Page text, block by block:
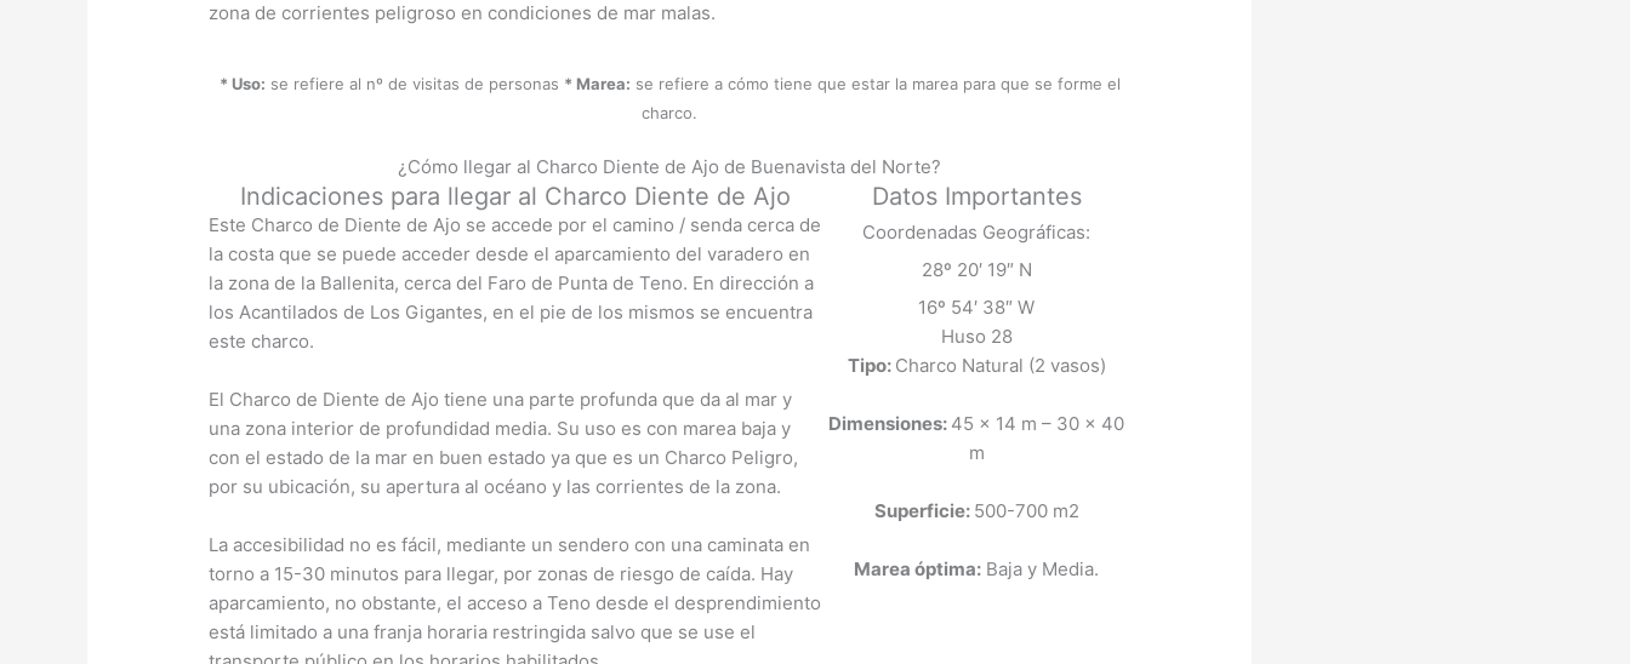
zona de corrientes peligroso en condiciones de mar malas.
* Uso: se refiere al nº de visitas de personas * Marea: se refiere a cómo tiene que estar la marea para que se forme el
charco.
¿Cómo llegar al Charco Diente de Ajo de Buenavista del Norte?
Indicaciones para llegar al Charco Diente de Ajo
Este Charco de Diente de Ajo se accede por el camino / senda cerca de
la costa que se puede acceder desde el aparcamiento del varadero en
la zona de la Ballenita, cerca del Faro de Punta de Teno. En dirección a
los Acantilados de Los Gigantes, en el pie de los mismos se encuentra
este charco.
El Charco de Diente de Ajo tiene una parte profunda que da al mar y
una zona interior de profundidad media. Su uso es con marea baja y
con el estado de la mar en buen estado ya que es un Charco Peligro,
por su ubicación, su apertura al océano y las corrientes de la zona.
La accesibilidad no es fácil, mediante un sendero con una caminata en
torno a 15-30 minutos para llegar, por zonas de riesgo de caída. Hay
aparcamiento, no obstante, el acceso a Teno desde el desprendimiento
está limitado a una franja horaria restringida salvo que se use el
Datos Importantes
Coordenadas Geográficas:
28º 20′ 19″ N
16º 54′ 38″ W
Huso 28
Tipo: Charco Natural (2 vasos)
Dimensiones: 45 x 14 m – 30 x 40
m
Superficie: 500-700 m2
Marea óptima: Baja y Media.